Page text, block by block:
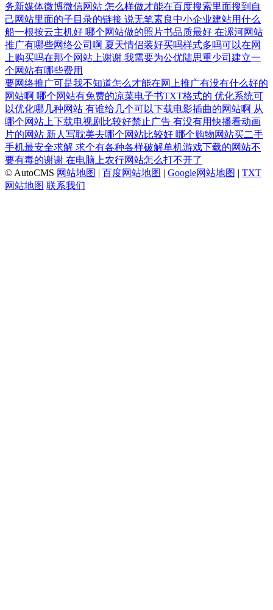
务新媒体微博微信网站 怎么样做才能在百度搜索里面搜到自
己网站里面的子目录的链接 说无笔素良中小企业建站用什么
船一根按云主机好 哪个网站做的照片书品质最好 在漯河网站
推广有哪些网络公司啊 夏天情侣装好买吗样式多吗可以在网
上购买吗在那个网站上谢谢 我需要为公优陆思重少司建立一
个网站有哪些费用
要网络推广可是我不知道怎么才能在网上推广有没有什么好的
网站啊 哪个网站有免费的凉菜电子书TXT格式的 优化系统可
以优化哪几种网站 有谁给几个可以下载电影插曲的网站啊 从
哪个网站上下载电视剧比较好禁止广告 有没有用快播看动画
片的网站 新人写耽美去哪个网站比较好 哪个购物网站买二手
手机最安全求解 求个有各种各样破解单机游戏下载的网站不
要有毒的谢谢 在电脑上农行网站怎么打不开了
© AutoCMS 网站地图 | 百度网站地图 | Google网站地图 | TXT
网站地图 联系我们